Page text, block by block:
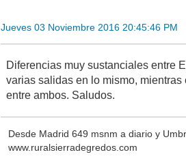
Jueves 03 Noviembre 2016 20:45:46 PM
Diferencias muy sustanciales entre
varias salidas en lo mismo,
entre ambos. Saludos.
Desde Madrid 649 msnm a diario y
www.ruralsierradegredos.com